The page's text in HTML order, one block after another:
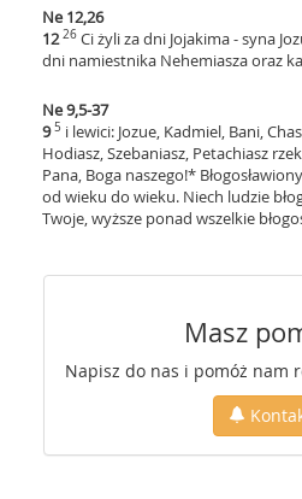
Ne 12,26
12 26 Ci żyli za dni Jojakima - syna
dni namiestnika Nehemiasza oraz
Ne 9,5-37
95 i lewici: Jozue, Kadmiel, Bani,
Hodiasz, Szebaniasz, Petachiasz
Pana, Boga naszego!*
od wieku do wieku. Niech ludzie
Twoje, wyższe ponad wszelkie
Masz
Napisz do nas i pomóż nam